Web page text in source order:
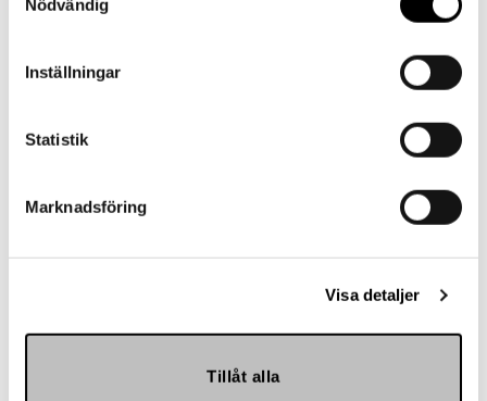
Nödvändig
Inställningar
Statistik
Marknadsföring
Visa detaljer
Tillåt alla
Hemmakväll